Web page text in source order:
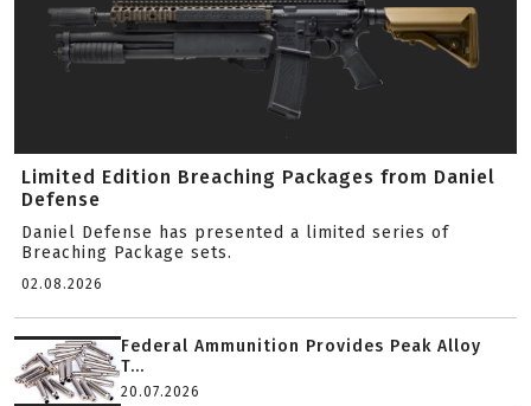
Limited Edition Breaching Packages from Daniel
Defense
Daniel Defense has presented a limited series of
Breaching Package sets.
02.08.2026
Federal Ammunition Provides Peak Alloy
T...
20.07.2026